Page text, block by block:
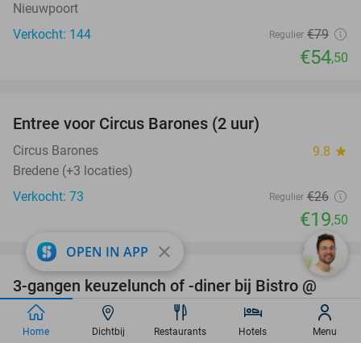
Nieuwpoort
Verkocht: 144
Regulier €79
€54,50
Entree voor Circus Barones (2 uur)
Circus Barones 9.8 star
Bredene (+3 locaties)
Verkocht: 73
Regulier €26
€19,50
36%
favorite_border
3-gangen keuzelunch of -diner bij Bistro @
SEA
Bistro @ SEA 8.8star
OPEN IN APP close
Home Dichtbij Restaurants Hotels Menu